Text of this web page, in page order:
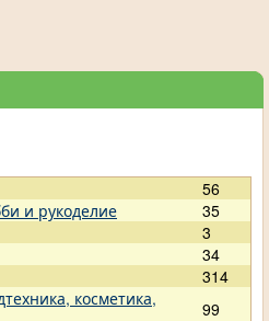
56
и рукоделие
35
3
34
314
косметика,
99